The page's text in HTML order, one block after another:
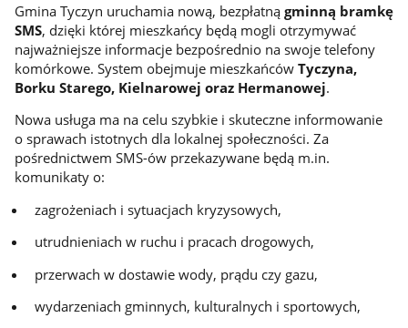
Gmina Tyczyn uruchamia nową, bezpłatną gminną bramkę
SMS, dzięki której mieszkańcy będą mogli otrzymywać
najważniejsze informacje bezpośrednio na swoje telefony
komórkowe. System obejmuje mieszkańców Tyczyna,
Borku Starego, Kielnarowej oraz Hermanowej.
Nowa usługa ma na celu szybkie i skuteczne informowanie
o sprawach istotnych dla lokalnej społeczności. Za
pośrednictwem SMS-ów przekazywane będą m.in.
komunikaty o:
zagrożeniach i sytuacjach kryzysowych,
utrudnieniach w ruchu i pracach drogowych,
przerwach w dostawie wody, prądu czy gazu,
wydarzeniach gminnych, kulturalnych i sportowych,